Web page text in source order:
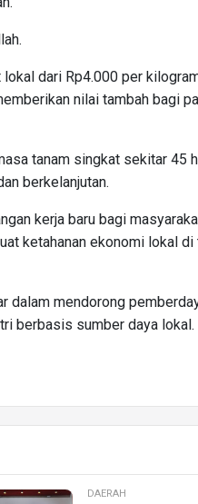
dari Rp4.000 per
nilai tambah bagi
tanam singkat sekitar 45
berkelanjutan.
kerja baru bagi
ketahanan ekonomi lokal di
dalam mendorong
berbasis sumber daya lokal.
DAERAH